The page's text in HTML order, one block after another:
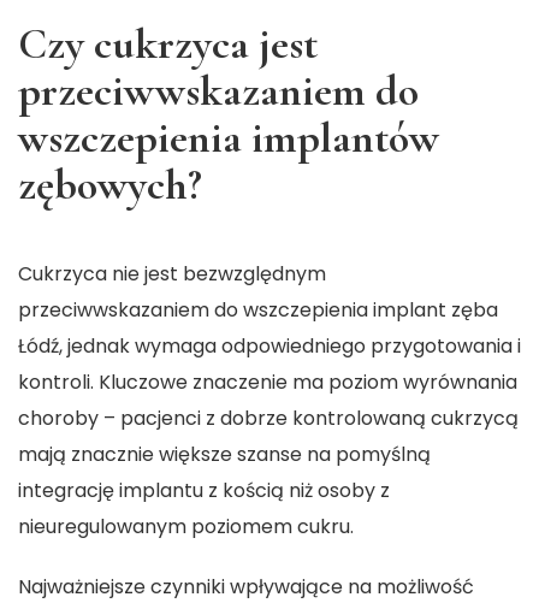
Czy cukrzyca jest
przeciwwskazaniem do
wszczepienia implantów
zębowych?
Cukrzyca nie jest bezwzględnym
przeciwwskazaniem do wszczepieniaimplant zęba
Łódź, jednak wymaga odpowiedniego przygotowania i
kontroli. Kluczowe znaczenie ma poziom wyrównania
choroby – pacjenci z dobrze kontrolowaną cukrzycą
mają znacznie większe szanse na pomyślną
integrację implantu z kością niż osoby z
nieuregulowanym poziomem cukru.
Najważniejsze czynniki wpływające na możliwość